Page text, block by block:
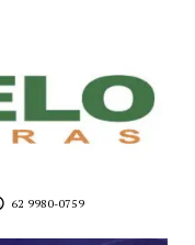
62 9980-0759